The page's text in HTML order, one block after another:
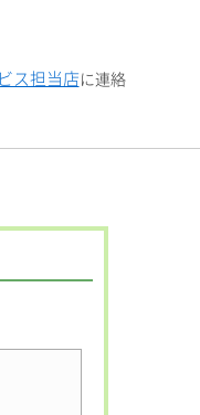
ス担当店に連絡